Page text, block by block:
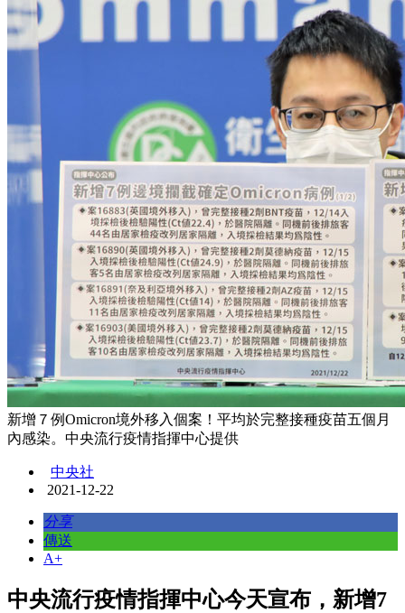
新增７例Omicron境外移入個案！平均於完整接種疫苗五個月
內感染。中央流行疫情指揮中心提供
中央社
2021-12-22
分享
傳送
A+
中央流行疫情指揮中心今天宣布，新增7